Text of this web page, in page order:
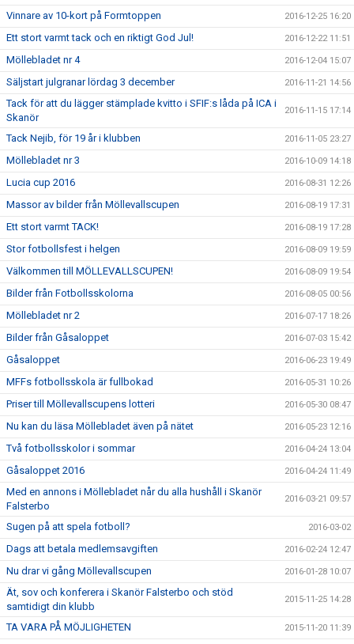
Vinnare av 10-kort på Formtoppen 2016-12-25 16:20
Ett stort varmt tack och en riktigt God Jul! 2016-12-22 11:51
Möllebladet nr 4 2016-12-04 15:07
Säljstart julgranar lördag 3 december 2016-11-21 14:56
Tack för att du lägger stämplade kvitto i SFIF:s låda på ICA i
Skanör
2016-11-15 17:14
Tack Nejib, för 19 år i klubben 2016-11-05 23:27
Möllebladet nr 3 2016-10-09 14:18
Lucia cup 2016 2016-08-31 12:26
Massor av bilder från Möllevallscupen 2016-08-19 17:31
Ett stort varmt TACK! 2016-08-19 17:28
Stor fotbollsfest i helgen 2016-08-09 19:59
Välkommen till MÖLLEVALLSCUPEN! 2016-08-09 19:54
Bilder från Fotbollsskolorna 2016-08-05 00:56
Möllebladet nr 2 2016-07-17 18:26
Bilder från Gåsaloppet 2016-07-03 15:42
Gåsaloppet 2016-06-23 19:49
MFFs fotbollsskola är fullbokad 2016-05-31 10:26
Priser till Möllevallscupens lotteri 2016-05-30 08:47
Nu kan du läsa Möllebladet även på nätet 2016-05-23 12:16
Två fotbollsskolor i sommar 2016-04-24 13:04
Gåsaloppet 2016 2016-04-24 11:49
Med en annons i Möllebladet når du alla hushåll i Skanör
Falsterbo
2016-03-21 09:57
Sugen på att spela fotboll? 2016-03-02
Dags att betala medlemsavgiften 2016-02-24 12:47
Nu drar vi gång Möllevallscupen 2016-01-28 10:07
Ät, sov och konferera i Skanör Falsterbo och stöd
samtidigt din klubb
2015-11-25 14:28
TA VARA PÅ MÖJLIGHETEN 2015-11-20 11:39